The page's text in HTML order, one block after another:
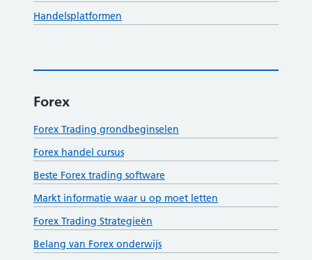
Handelsplatformen
Forex
Forex Trading grondbeginselen
Forex handel cursus
Beste Forex trading software
Markt informatie waar u op moet letten
Forex Trading Strategieën
Belang van Forex onderwijs